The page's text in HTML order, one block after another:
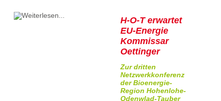
H-O-T erwartet
EU-Energie
Kommissar
Oettinger
Zur dritten
Netzwerkkonferenz
der Bioenergie-
Region Hohenlohe-
Odenwlad-Tauber